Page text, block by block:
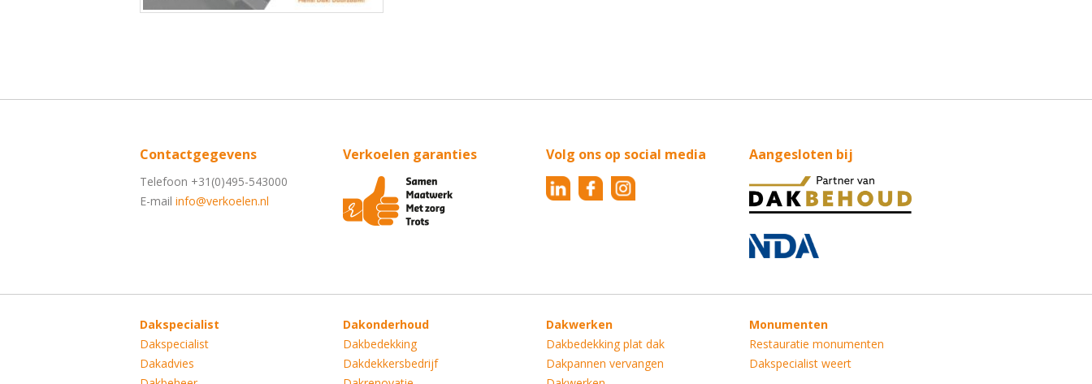
Contactgegevens
Telefoon +31(0)495-543000
E-mail info@verkoelen.nl
Verkoelen garanties Volg ons op social media Aangesloten bij
Dakspecialist
Dakspecialist
Dakadvies
Dakonderhoud
Dakbedekking
Dakdekkersbedrijf
Dakwerken
Dakbedekking plat dak
Dakpannen vervangen
Monumenten
Restauratie monumenten
Dakspecialist weert